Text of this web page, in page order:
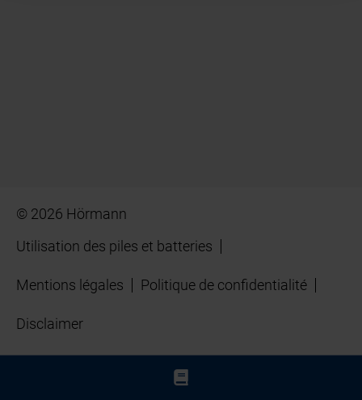
© 2026 Hörmann
Utilisation des piles et batteries
Mentions légales Politique de confidentialité
Disclaimer